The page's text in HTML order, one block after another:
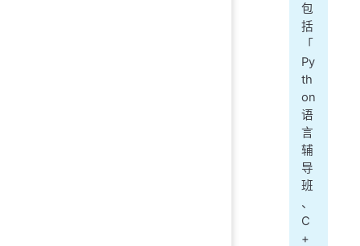
包
括
「
Py
th
on
语
言
辅
导
班
、
C
+